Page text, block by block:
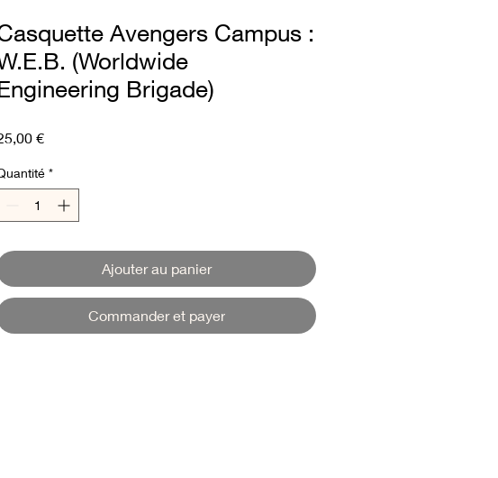
Avengers Campus :
(Worldwide
Brigade)
€Prix
*
Ajouter au panier
Commander et payer